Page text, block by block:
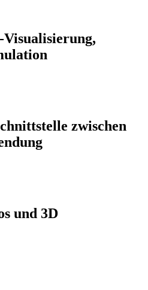
Visualisierung,
zwischen
und 3D